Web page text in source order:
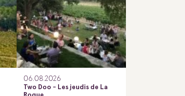
06.08.2026
Two Doo - Les jeudis de La